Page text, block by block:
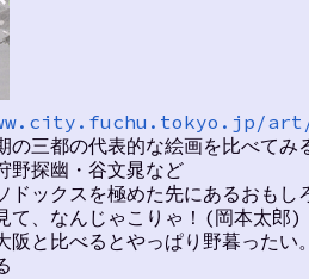
の三都の代表的な絵画を比べてみ
野探幽・谷文晁など
ドックスを極めた先にあるおもし
て、なんじゃこりゃ！(岡本太郎
阪と比べるとやっぱり野暮った